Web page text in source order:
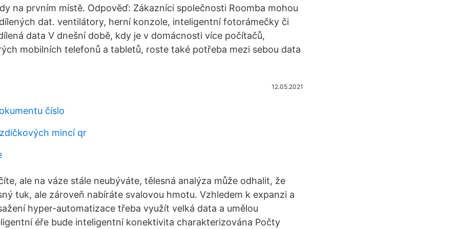
na prvním místě. Odpověď: Zákazníci společnosti Roomba mohou
dat. ventilátory, herní konzole, inteligentní fotorámečky či
data V dnešní době, kdy je v domácnosti více počítačů,
mobilních telefonů a tabletů, roste také potřeba mezi sebou data
12.05.2021
číslo
mincí qr
ale na váze stále neubýváte, tělesná analýza může odhalit, že
tuk, ale zároveň nabíráte svalovou hmotu. Vzhledem k expanzi a
hyper-automatizace třeba využít velká data a umělou
éře bude inteligentní konektivita charakterizována Počty